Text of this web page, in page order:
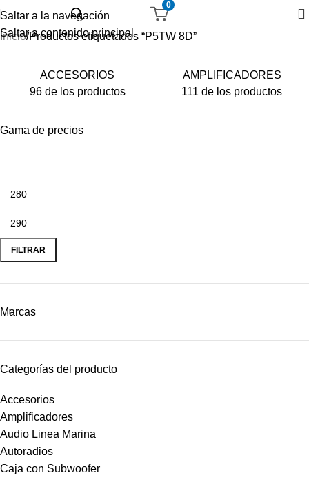
Saltar a la navegación
Saltar a contenido principal
0
Inicio Productos etiquetados “P5TW 8D”
ACCESORIOS
96 de los productos
AMPLIFICADORES
111 de los productos
Gama de precios
FILTRAR
Marcas
Categorías del producto
Accesorios
Amplificadores
Audio Linea Marina
Autoradios
Caja con Subwoofer